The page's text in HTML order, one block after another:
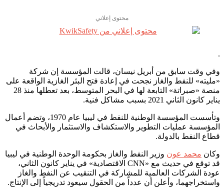
محتوى إعلاني
.
وفي وقت سابق من أبريل نيسان، قالت المؤسسة إن شركة
«مليته» للنفط والغاز نجحت في إعادة فتح البئر الغازية الواقعة على
منصة «صبراتة» التابعة لها في البحر المتوسط، بعد تعطلها منذ 28
يناير كانون الثاني 2021 بسبب مشاكل فنية.
وتأسست المؤسسة الوطنية للنفط في ليبيا عام 1970، وتضم أعمال
المؤسسة عمليات التطوير والاستكشاف والاستثمار والأبحاث في
قطاع النفط بالدولة.
وكان محمد عون وزير النفط والغاز بحكومة الوحدة الوطنية في ليبيا
قد توقع في حديث مع «CNN الاقتصادية» في يناير كانون الثاني،
عودة الشركات العالمية للمشاركة في التنقيب عن النفط والغاز
واستخراجهما، وأعلن أن عدداً من الحقول سيعود تدريجياً إلى الإنتاج.